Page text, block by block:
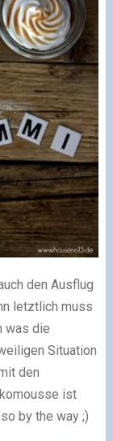
den Ausflug
letztlich muss
was die
Situation
den
ist
by the way ;)